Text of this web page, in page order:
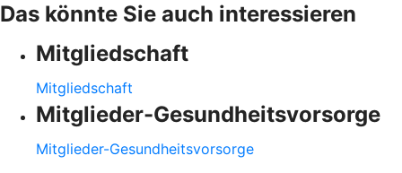
Das könnte Sie auch interessieren
Mitgliedschaft
Mitgliedschaft
Mitglieder-Gesundheitsvorsorge
Mitglieder-Gesundheitsvorsorge